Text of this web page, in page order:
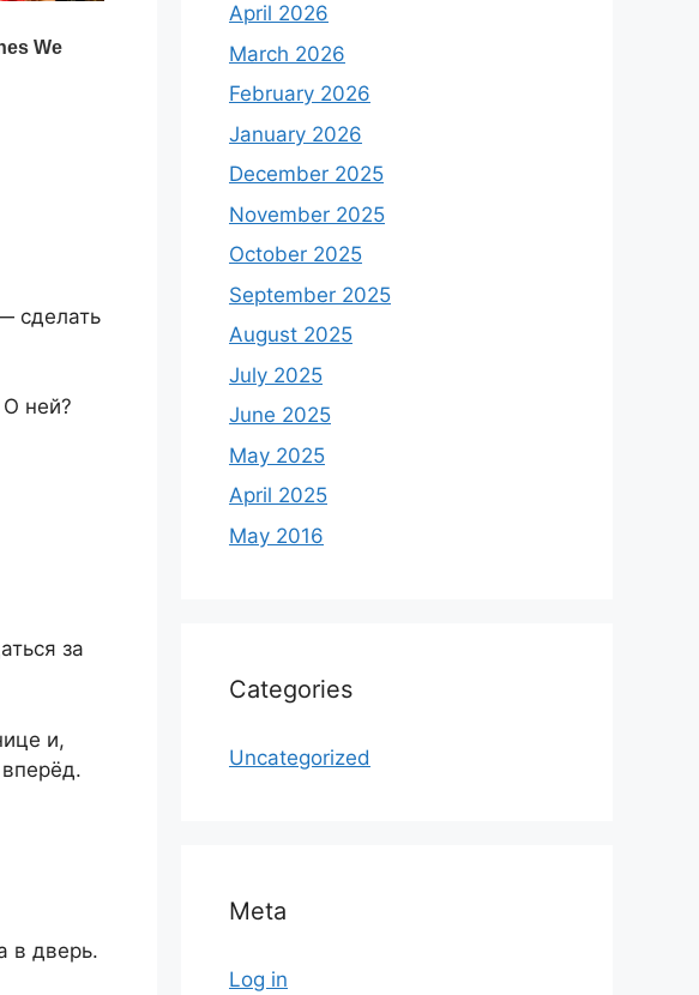
сделать
О ней?
за
и,
в дверь.
April 2026
March 2026
February 2026
January 2026
December 2025
November 2025
October 2025
September 2025
August 2025
July 2025
June 2025
May 2025
April 2025
May 2016
Categories
Uncategorized
Meta
Log in